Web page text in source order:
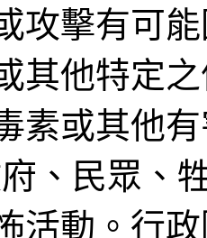
攻擊有可
其他特定
素或其他
、民眾、
活動。行